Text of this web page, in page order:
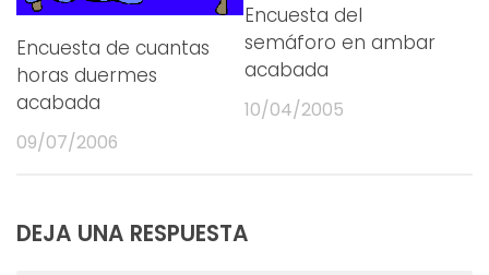
Encuesta de cuantas
horas duermes
acabada
09/07/2006
Encuesta del
semáforo en ambar
acabada
10/04/2005
DEJA UNA RESPUESTA